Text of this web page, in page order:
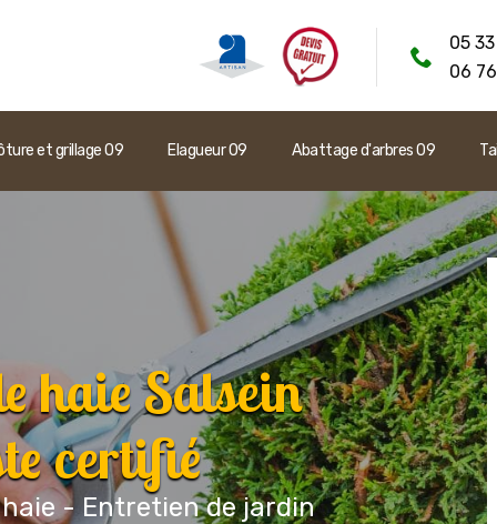
05
06
et grillage 09 Elagueur 09 Abattage d'arbres 09
haie Salsein
certifié
- Entretien de jardin